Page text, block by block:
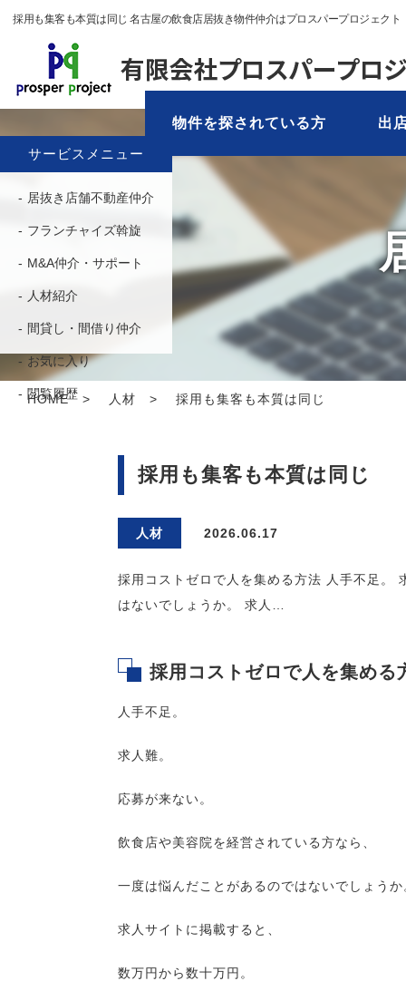
採用も集客も本質は同じ 名古屋の飲食店居抜き物件仲介はプロスパープロジェクト
物件を探されている方 出
HOME 人材 採用も集客も本質は同じ
採用も集客も本質は同じ
人材 2026.06.17
採用コストゼロで人を集める方法 人手不足。
はないでしょうか。 求人…
採用コストゼロで人を集める
人手不足。
求人難。
応募が来ない。
飲食店や美容院を経営されている方なら、
一度は悩んだことがあるのではないでしょうか
求人サイトに掲載すると、
数万円から数十万円。
サービスメニュー
居抜き店舗不動産仲介
フランチャイズ斡旋
M&A仲介・サポート
人材紹介
間貸し・間借り仲介
お気に入り
閲覧履歴